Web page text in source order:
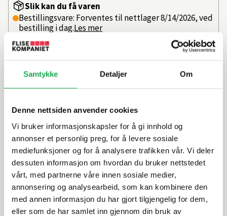
Samtykke Detaljer Om
Denne nettsiden anvender cookies
Vi bruker informasjonskapsler for å gi innhold og
annonser et personlig preg, for å levere sosiale
mediefunksjoner og for å analysere trafikken vår. Vi deler
dessuten informasjon om hvordan du bruker nettstedet
vårt, med partnerne våre innen sosiale medier,
annonsering og analysearbeid, som kan kombinere den
med annen informasjon du har gjort tilgjengelig for dem,
eller som de har samlet inn gjennom din bruk av
Slik kan du få varen
Bestillingsvare: Forventes til nettlager 8/14/2026, ved
bestilling i dag.Les mer
Fjerner smuss og fett
Ideell for bruk før montering
Artikkelnr. 101442419
Ditt postnummer
Produktinformasjon